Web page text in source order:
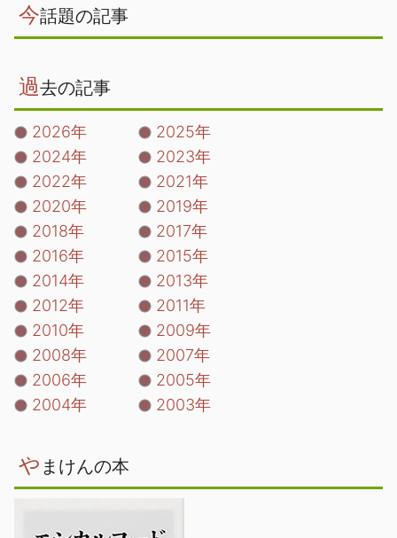
今話題の記事
過去の記事
2026年
2025年
2024年
2023年
2022年
2021年
2020年
2019年
2018年
2017年
2016年
2015年
2014年
2013年
2012年
2011年
2010年
2009年
2008年
2007年
2006年
2005年
2004年
2003年
や まけんの本